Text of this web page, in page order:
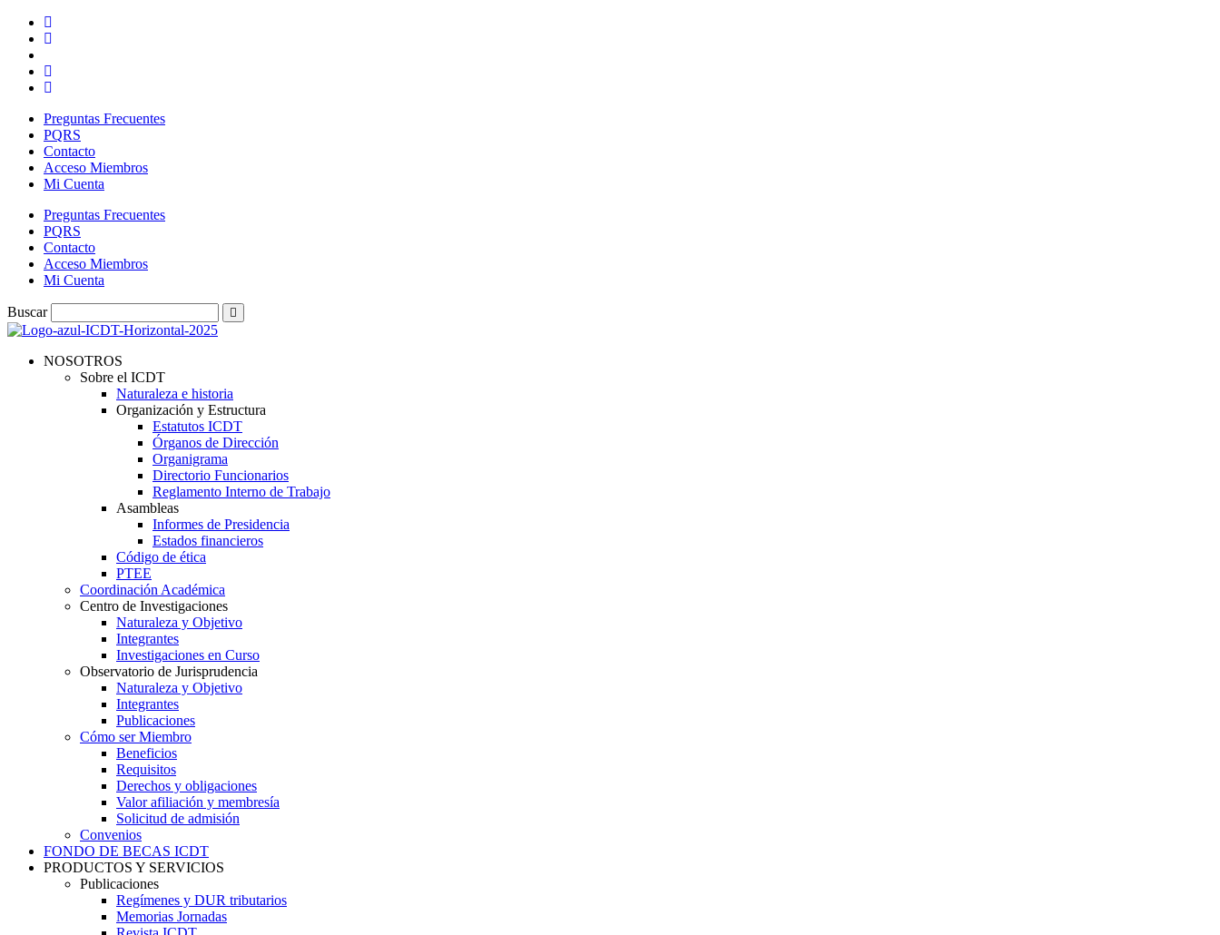
contenido
Preguntas Frecuentes
PQRS
Contacto
Acceso Miembros
Mi Cuenta
Preguntas Frecuentes
PQRS
Contacto
Acceso Miembros
Mi Cuenta
Buscar
NOSOTROS
Sobre el ICDT
Naturaleza e historia
Organización y Estructura
Estatutos ICDT
Órganos de Dirección
Organigrama
Directorio Funcionarios
Reglamento Interno de Trabajo
Asambleas
Informes de Presidencia
Estados financieros
Código de ética
PTEE
Coordinación Académica
Centro de Investigaciones
Naturaleza y Objetivo
Integrantes
Investigaciones en Curso
Observatorio de Jurisprudencia
Naturaleza y Objetivo
Integrantes
Publicaciones
Cómo ser Miembro
Beneficios
Requisitos
Derechos y obligaciones
Valor afiliación y membresía​
Solicitud de admisión
Convenios
FONDO DE BECAS ICDT
PRODUCTOS Y SERVICIOS
Publicaciones
Regímenes y DUR tributarios
Memorias Jornadas